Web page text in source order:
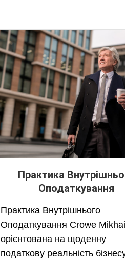
Практика
Оподаткування
Практика Внутрішнього
Оподаткування Crowe
орієнтована на щоденну
податкову реальність